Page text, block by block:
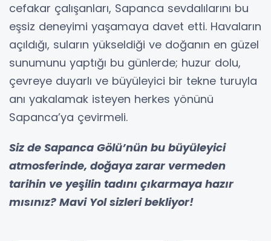
cefakar çalışanları, Sapanca sevdalılarını bu
eşsiz deneyimi yaşamaya davet etti. Havaların
açıldığı, suların yükseldiği ve doğanın en güzel
sunumunu yaptığı bu günlerde; huzur dolu,
çevreye duyarlı ve büyüleyici bir tekne turuyla
anı yakalamak isteyen herkes yönünü
Sapanca’ya çevirmeli.
Siz de Sapanca Gölü’nün bu büyüleyici
atmosferinde, doğaya zarar vermeden
tarihin ve yeşilin tadını çıkarmaya hazır
mısınız? Mavi Yol sizleri bekliyor!